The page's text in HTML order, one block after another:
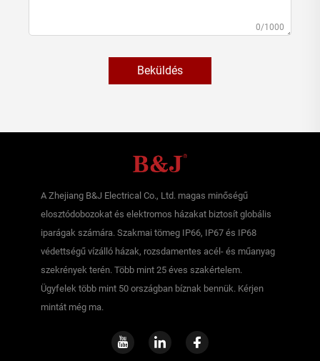
0/1000
Beküldés
A Zhejiang B&J Electrical Co., Ltd. magas minőségű
elosztódobozokat és elektromos házakat biztosít globális
iparágak számára. Szakmai tömeg IP66, IP67 és IP68
védettségű vízálló házak, rozsdamentes acél- és műanyag
szekrények terén. Több mint 25 éves szakértelem.
Ügyfelek több mint 50 országban bíznak bennük. Kérjen
mintát még ma.